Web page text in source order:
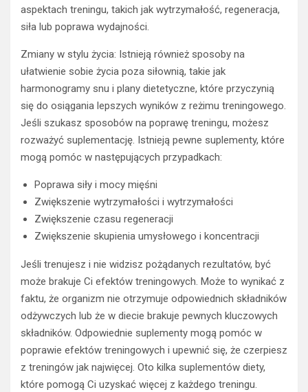
aspektach treningu, takich jak wytrzymałość, regeneracja,
siła lub poprawa wydajności.
Zmiany w stylu życia: Istnieją również sposoby na
ułatwienie sobie życia poza siłownią, takie jak
harmonogramy snu i plany dietetyczne, które przyczynią
się do osiągania lepszych wyników z reżimu treningowego.
Jeśli szukasz sposobów na poprawę treningu, możesz
rozważyć suplementację. Istnieją pewne suplementy, które
mogą pomóc w następujących przypadkach:
Poprawa siły i mocy mięśni
Zwiększenie wytrzymałości i wytrzymałości
Zwiększenie czasu regeneracji
Zwiększenie skupienia umysłowego i koncentracji
Jeśli trenujesz i nie widzisz pożądanych rezultatów, być
może brakuje Ci efektów treningowych. Może to wynikać z
faktu, że organizm nie otrzymuje odpowiednich składników
odżywczych lub że w diecie brakuje pewnych kluczowych
składników. Odpowiednie suplementy mogą pomóc w
poprawie efektów treningowych i upewnić się, że czerpiesz
z treningów jak najwięcej. Oto kilka suplementów diety,
które pomogą Ci uzyskać więcej z każdego treningu.